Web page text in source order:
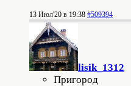
13 Июл'20 в 19:38 #509394
lisik_1312
Пригород